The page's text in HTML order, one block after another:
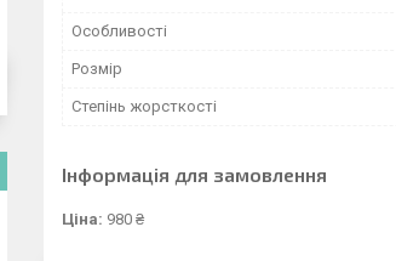
Особливості
Розмір
Степінь жорсткості
Інформація для замовлення
Ціна: 980 ₴